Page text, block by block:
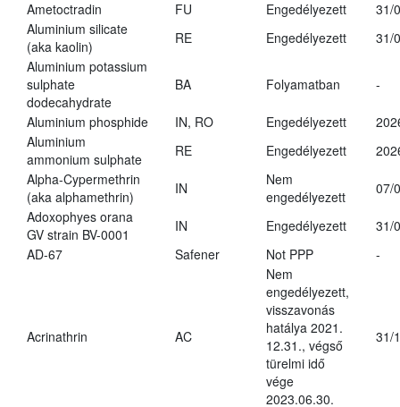
Ametoctradin
FU Engedélyezett
31/
Aluminium silicate
(aka kaolin)
RE Engedélyezett
31/
Aluminium potassium
sulphate
dodecahydrate
BA Folyamatban -
Aluminium phosphide IN, RO Engedélyezett
Aluminium
ammonium sulphate
RE Engedélyezett
Alpha-Cypermethrin
(aka alphamethrin)
IN
Nem
engedélyezett
07/
Adoxophyes orana
GV strain BV-0001
IN Engedélyezett
31/
AD-67
Safener Not PPP -
Acrinathrin AC
Nem
engedélyezett,
visszavonás
hatálya 2021.
12.31., végső
türelmi idő
vége
2023.06.30.
31/